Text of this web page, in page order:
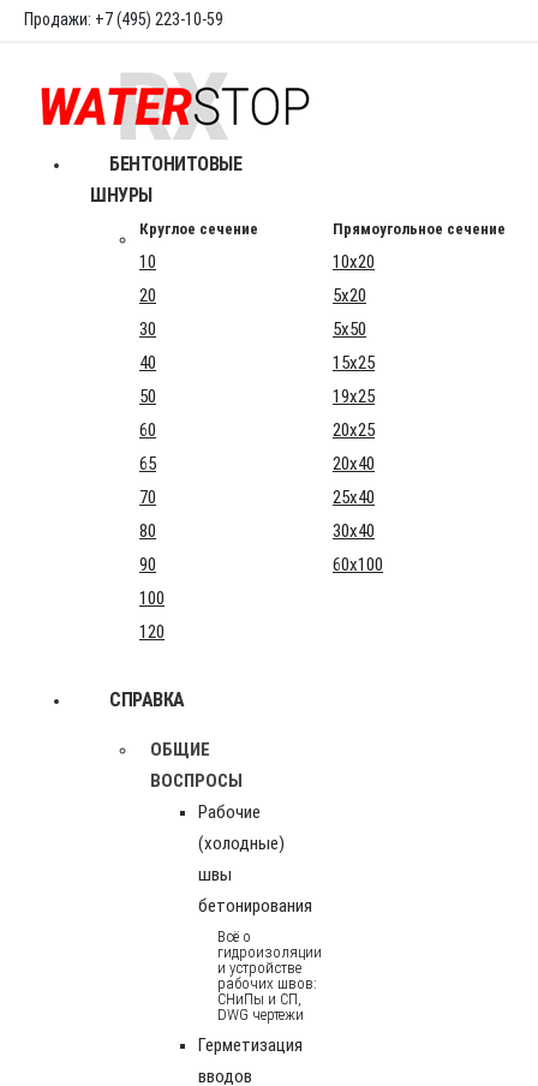
Продажи: +7 (495) 223-10-59
БЕНТОНИТОВЫЕ
ШНУРЫ
Круглое сечение Прямоугольное сечение
10
10x20
20
5x20
30
5x50
40
15x25
50
19x25
60
20x25
65
20x40
70
25x40
80
30x40
90
60x100
100
120
СПРАВКА
ОБЩИЕ
ВОСПРОСЫ
Рабочие
(холодные)
швы
бетонирования
Всё о
гидроизоляции
и устройстве
рабочих швов:
СНиПы и СП,
DWG чертежи
Герметизация
вводов